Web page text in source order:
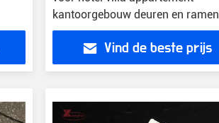
kantoorgebouw deuren en ramen
Vind de beste prijs